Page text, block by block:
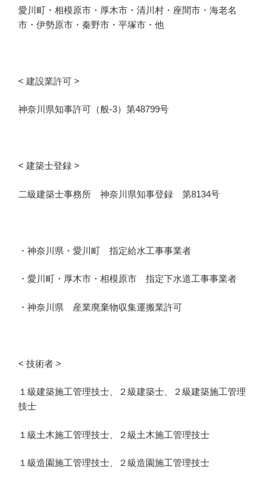
愛川町・相模原市・厚木市・清川村・座間市・ 海老名
市・伊勢原市・秦野市・平塚市・他
< 建設業許可 >
神奈川県知事許可（般-3）第48799号
< 建築士登録 >
二級建築士事務所 神奈川県知事登録 第8134号
・神奈川県・愛川町 指定給水工事事業者
・ 愛川町・厚木市・相模原市 指定下水道工事事業者
・神奈川県 産業廃棄物収集運搬業許可
< 技術者 >
１級建築施工管理技士、２級建築士、２級建築施工管理
技士
１級土木施工管理技士、２級土木施工管理技士
１級造園施工管理技士、２級造園施工管理技士